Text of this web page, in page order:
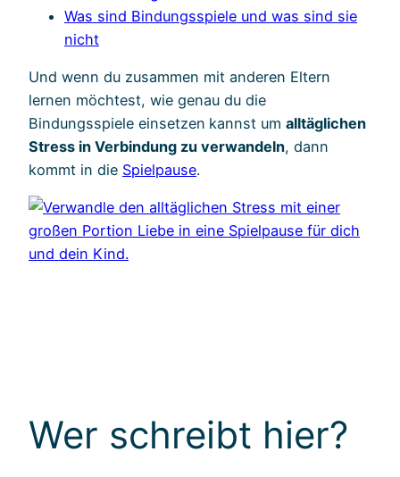
Was sind Bindungsspiele und was sind sie
nicht
Und wenn du zusammen mit anderen Eltern
lernen möchtest, wie genau du die
Bindungsspiele einsetzen kannst um alltäglichen
Stress in Verbindung zu verwandeln, dann
kommt in die Spielpause.
Wer schreibt hier?